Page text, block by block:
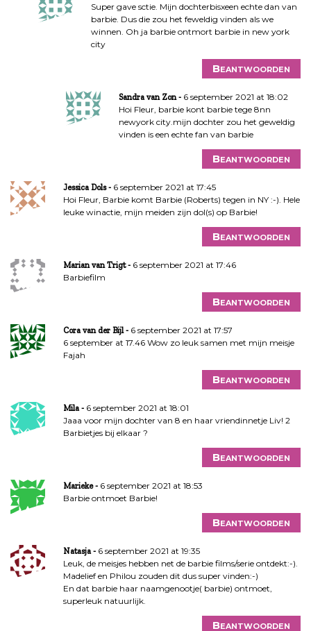
Super gave sctie. Mijn dochterbisxeen echte dan van
barbie. Dus die zou het feweldig vinden als we
winnen. Oh ja barbie ontmort barbie in new york
city
Beantwoorden
Sandra van Zon
6 september 2021 at 18:02
Hoi Fleur, barbie kont barbie tege 8nn
newyork city.mijn dochter zou het geweldig
vinden is een echte fan van barbie
Beantwoorden
Jessica Dols
6 september 2021 at 17:45
Hoi Fleur, Barbie komt Barbie (Roberts) tegen in NY :-). Hele
leuke winactie, mijn meiden zijn dol(s) op Barbie!
Beantwoorden
Marian van Trigt
6 september 2021 at 17:46
Barbiefilm
Beantwoorden
Cora van der Bijl
6 september 2021 at 17:57
6 september at 17.46 Wow zo leuk samen met mijn meisje
Fajah
Beantwoorden
Mila
6 september 2021 at 18:01
Jaaa voor mijn dochter van 8 en haar vriendinnetje Liv! 2
Barbietjes bij elkaar ?
Beantwoorden
Marieke
6 september 2021 at 18:53
Barbie ontmoet Barbie!
Beantwoorden
Natasja
6 september 2021 at 19:35
Leuk, de meisjes hebben net de barbie films/serie ontdekt:-).
Madelief en Philou zouden dit dus super vinden:-)
En dat barbie haar naamgenootje( barbie) ontmoet,
superleuk natuurlijk.
Beantwoorden